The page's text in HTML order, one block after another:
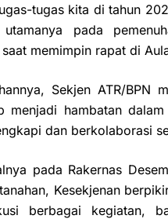
tugas kita di tahun
utamanya pada
memimpin rapat di
Sekjen ATR/BPN
menjadi hambatan
dan berkolaborasi
pada Rakernas
Kesekjenan
berbagai kegiatan,